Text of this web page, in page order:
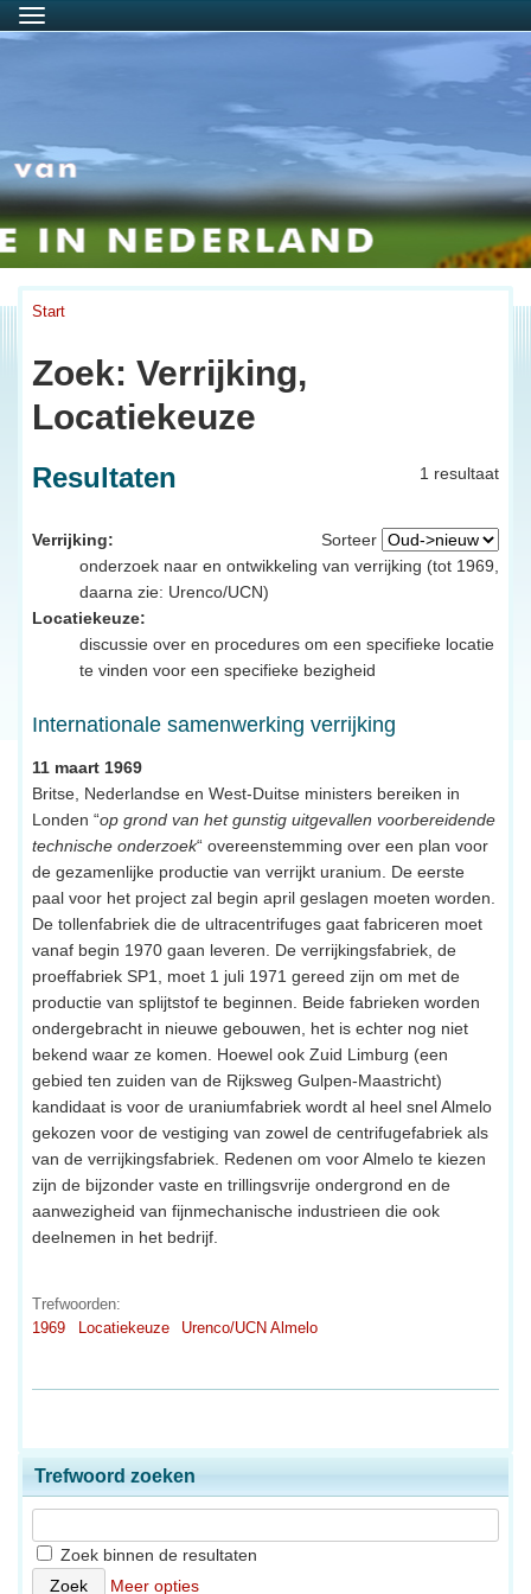
Menu
Start
Zoek: Verrijking,
Locatiekeuze
1 resultaat
Resultaten
Sorteer
Verrijking:
onderzoek naar en ontwikkeling van verrijking (tot 1969,
daarna zie: Urenco/UCN)
Locatiekeuze:
discussie over en procedures om een specifieke locatie
te vinden voor een specifieke bezigheid
Internationale samenwerking verrijking
11 maart 1969
Britse, Nederlandse en West-Duitse ministers bereiken in
Londen “op grond van het gunstig uitgevallen voorbereidende
technische onderzoek“ overeenstemming over een plan voor
de gezamenlijke productie van verrijkt uranium. De eerste
paal voor het project zal begin april geslagen moeten worden.
De tollenfabriek die de ultracentrifuges gaat fabriceren moet
vanaf begin 1970 gaan leveren. De verrijkingsfabriek, de
proeffabriek SP1, moet 1 juli 1971 gereed zijn om met de
productie van splijtstof te beginnen. Beide fabrieken worden
ondergebracht in nieuwe gebouwen, het is echter nog niet
bekend waar ze komen. Hoewel ook Zuid Limburg (een
gebied ten zuiden van de Rijksweg Gulpen-Maastricht)
kandidaat is voor de uraniumfabriek wordt al heel snel Almelo
gekozen voor de vestiging van zowel de centrifugefabriek als
van de verrijkingsfabriek. Redenen om voor Almelo te kiezen
zijn de bijzonder vaste en trillingsvrije ondergrond en de
aanwezigheid van fijnmechanische industrieen die ook
deelnemen in het bedrijf.
Trefwoorden:
1969
Locatiekeuze Urenco/UCN Almelo
Trefwoord zoeken
Zoek binnen de resultaten
Meer opties